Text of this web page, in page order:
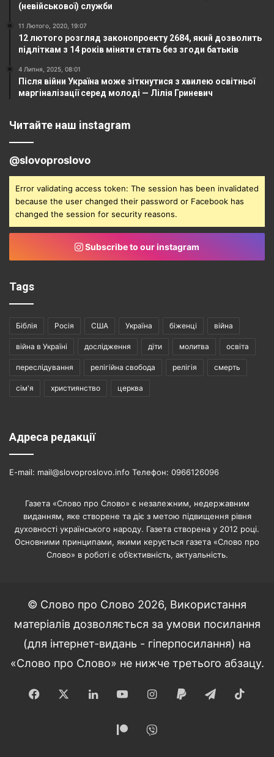
(невійськової) служби
11 Лютого, 2020, 19:07
12 лютого розгляд законопроекту 2684, який дозволить
підліткам з 14 років міняти стать без згоди батьків
4 Липня, 2025, 08:01
Після війни Україна може зіткнутися з хвилею освітньої
маргіналізації серед молоді — Лілія Гриневич
Читайте наш instagram
@slovoproslovo
Error validating access token: The session has been invalidated
because the user changed their password or Facebook has
changed the session for security reasons.
Subscribe to our instagram
Tags
Біблія Росія США Україна біженці війна
війна в Україні дослідження діти молитва освіта
переслідування релігійна свобода релігія смерть
сім'я християнство церква
Адреса редакції
E-mail: mail@slovoproslovo.info Телефон: 0966126096
Газета «Слово про Слово» є незалежним, недержавним
виданням, яке створене та діє з метою підвищення рівня
духовності українського народу. Газета створена у 2012 році.
Основними принципами, якими керується газета «Слово про
Слово» в роботі є об’єктивність, актуальність.
© Слово про Слово 2026, Використання
матеріалів дозволяється за умови посилання
(для інтернет-видань - гіперпосилання) на
«Слово про Слово» не нижче третього абзацу.
Facebook LinkedInYouTubeInstagram
Paypal Telegram
Patreon